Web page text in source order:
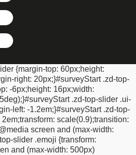
{margin-top: 60px;height:
right: 20px;}#surveyStart .zd-top-
-6px;height: 16px;width:
}#surveyStart .zd-top-slider .ui-
left: -1.2em;}#surveyStart .zd-top-
2em;transform: scale(0.9);transition:
screen and (max-width:
slider .emoji {transform:
and (max-width: 500px)
scale(0.9); /* Firefox */
transform: scale(0.9); /* Safari And
right: 2px !important;
{
input {display: none
label.ui-btn.ui-btn-
label.ui-btn-active {
color: #000000 !important; /*
1 !important;filter:
1; /* IE */-moz-transform: scale(1); /*
/* Opera */-webkit-transform:
*/transform: scale(1); /* Standard
> .progress-label {